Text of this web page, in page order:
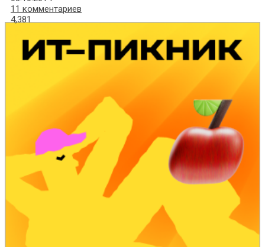
11 комментариев
4,381